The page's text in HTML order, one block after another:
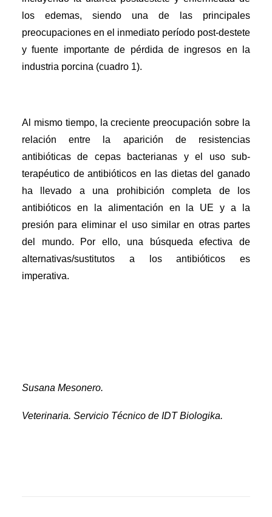
los edemas, siendo una de las principales
preocupaciones en el inmediato período post-destete
y fuente importante de pérdida de ingresos en la
industria porcina (cuadro 1).
Al mismo tiempo, la creciente preocupación sobre la
relación entre la aparición de resistencias
antibióticas de cepas bacterianas y el uso sub-
terapéutico de antibióticos en las dietas del ganado
ha llevado a una prohibición completa de los
antibióticos en la alimentación en la UE y a la
presión para eliminar el uso similar en otras partes
del mundo. Por ello, una búsqueda efectiva de
alternativas/sustitutos a los antibióticos es
imperativa.
Susana Mesonero.
Veterinaria. Servicio Técnico de IDT Biologika.